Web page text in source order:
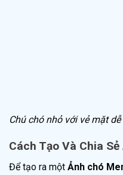
Chú chó nhỏ với vẻ mặt
Cách Tạo Và Chia
Để tạo ra một Ảnh chó